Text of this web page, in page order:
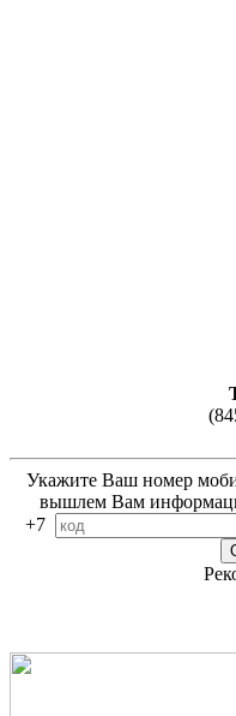
Укажите Ваш номер
вышлем Вам
+7